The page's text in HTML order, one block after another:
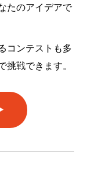
たのアイデアで
コンテストも多
戦できます。